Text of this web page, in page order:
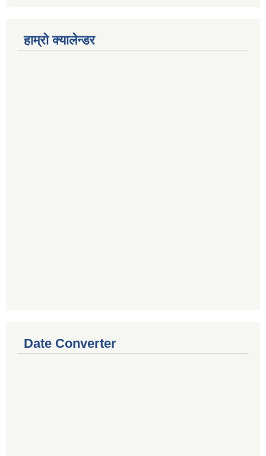
हाम्रो क्यालेन्डर
Date Converter